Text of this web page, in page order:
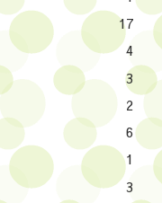
17
4
3
2
6
1
3